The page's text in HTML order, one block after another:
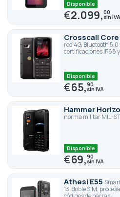
Disponible
€2.099,00
Crosscall Core
red 4G, Bluetooth
certificaciones IP68
Disponible
€65,90
Hammer
norma militar MIL-
Disponible
€69,90
Athesi E55
13, doble SIM,